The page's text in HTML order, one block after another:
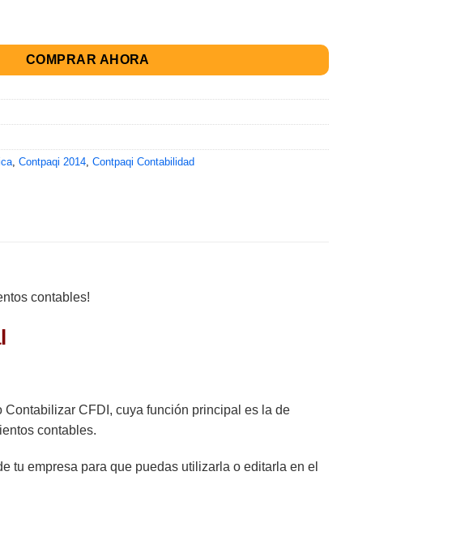
COMPRAR AHORA
, Contpaqi 2014, Contpaqi Contabilidad
contables!
CFDI, cuya función principal es la de
contables.
tu empresa para que puedas utilizarla o editarla en el